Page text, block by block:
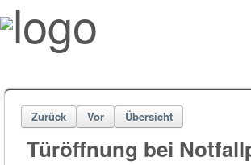
Zurück Vor Übersicht
Türöffnung bei